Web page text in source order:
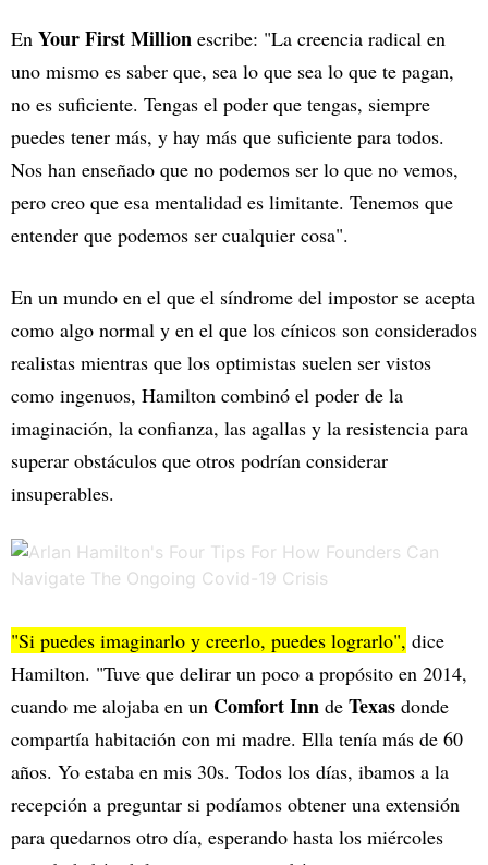
En Your First Million escribe: "La creencia radical en
uno mismo es saber que, sea lo que sea lo que te pagan,
no es suficiente. Tengas el poder que tengas, siempre
puedes tener más, y hay más que suficiente para todos.
Nos han enseñado que no podemos ser lo que no vemos,
pero creo que esa mentalidad es limitante. Tenemos que
entender que podemos ser cualquier cosa".
En un mundo en el que el síndrome del impostor se acepta
como algo normal y en el que los cínicos son considerados
realistas mientras que los optimistas suelen ser vistos
como ingenuos, Hamilton combinó el poder de la
imaginación, la confianza, las agallas y la resistencia para
superar obstáculos que otros podrían considerar
insuperables.
"Si puedes imaginarlo y creerlo, puedes lograrlo", dice
Hamilton. "Tuve que delirar un poco a propósito en 2014,
cuando me alojaba en un Comfort Inn de Texas donde
compartía habitación con mi madre. Ella tenía más de 60
años. Yo estaba en mis 30s. Todos los días, ibamos a la
recepción a preguntar si podíamos obtener una extensión
para quedarnos otro día, esperando hasta los miércoles